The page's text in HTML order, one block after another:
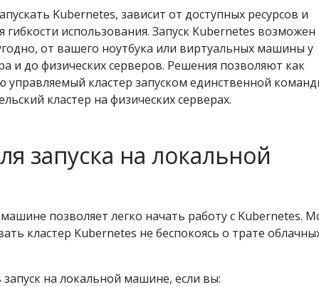
Kubernetes, зависит от доступных ресурсов и
гибкости использования. Запуск Kubernetes возможен
от вашего ноутбука или виртуальных машины у
и до физических серверов. Решения позволяют как
управляемый кластер запуском единственной
кластер на физических серверах.
запуска на локальной
позволяет легко начать работу с Kubernetes.
кластер Kubernetes не беспокоясь о трате
на локальной машине, если вы: